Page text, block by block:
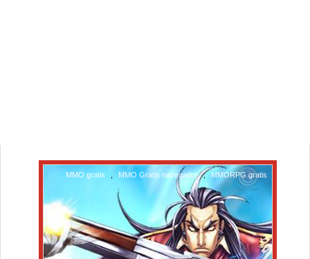
MMO gratis MMO Gratis navegador , MMORPG gratis